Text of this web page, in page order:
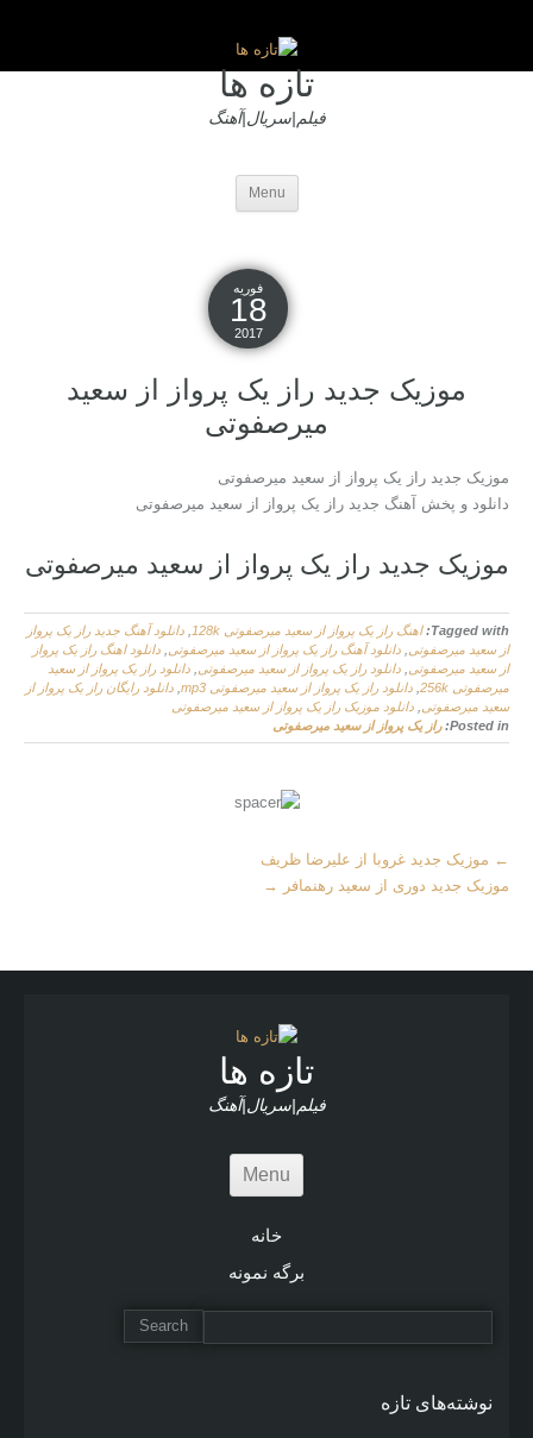
تازه ها
فیلم|سریال|آهنگ
Menu
فوریه
18
2017
موزیک جدید راز یک پرواز از سعید
میرصفوتی
موزیک جدید راز یک پرواز از سعید میرصفوتی
دانلود و پخش آهنگ جدید راز یک پرواز از سعید میرصفوتی
موزیک جدید راز یک پرواز از سعید میرصفوتی
Tagged with: اهنگ راز یک پرواز از سعید میرصفوتی 128k
دانلود آهنگ جدید راز یک پرواز
از سعید میرصفوتی دانلود آهنگ راز یک پرواز از سعید میرصفوتی دانلود اهنگ راز یک پرواز
از سعید میرصفوتی دانلود راز یک پرواز از سعید میرصفوتی دانلود راز یک پرواز از سعید
میرصفوتی 256k
دانلود راز یک پرواز از سعید میرصفوتی mp3
دانلود رایگان راز یک پرواز از
سعید میرصفوتی دانلود موزیک راز یک پرواز از سعید میرصفوتی
Posted in: راز یک پرواز از سعید میرصفوتی
More
Articles
← موزیک جدید غروبا از علیرضا ظریف
موزیک جدید دوری از سعید رهنمافر
→
تازه ها
فیلم|سریال|آهنگ
Menu
خانه
برگه نمونه
نوشته‌های تازه